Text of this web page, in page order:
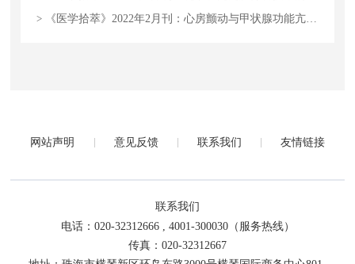
>《医学拾萃》2022年2月刊：心房颤动与甲状腺功能亢进症
网站声明 意见反馈 联系我们 友情链接
联系我们
电话：020-32312666 , 4001-300030（服务热线）
传真：020-32312667